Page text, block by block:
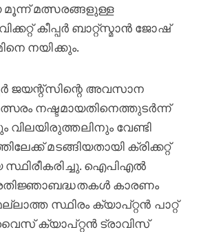
മൂന്ന് മത്സരങ്ങളുള്ള
കീപ്പർ ബാറ്റ്‌സ്മാൻ ജോഷ്
നയിക്കും.
ജയന്റ്‌സിന്റെ അവസാന
നഷ്ടമായതിനെത്തുടർന്ന്
വിലയിരുത്തലിനും വേണ്ടി
മടങ്ങിയതായി ക്രിക്കറ്റ്
ഐ‌പി‌എൽ
കാരണം
സ്ഥിരം ക്യാപ്റ്റൻ പാറ്റ്
ക്യാപ്റ്റൻ ട്രാവിസ്